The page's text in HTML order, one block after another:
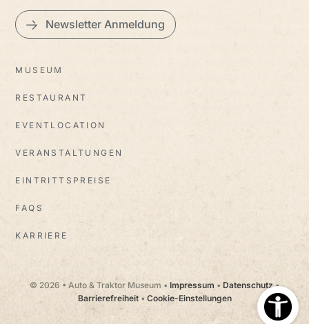
Newsletter Anmeldung
MUSEUM
RESTAURANT
EVENTLOCATION
VERANSTALTUNGEN
EINTRITTSPREISE
FAQS
KARRIERE
© 2026 • Auto & Traktor Museum • Impressum • Datenschutz•
Barrierefreiheit• Cookie-Einstellungen